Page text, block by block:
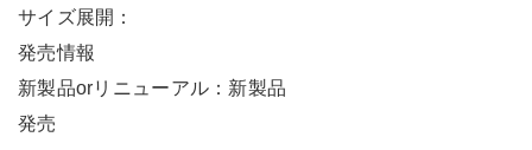
サイズ展開：
発売情報
新製品orリニューアル：新製品
発売